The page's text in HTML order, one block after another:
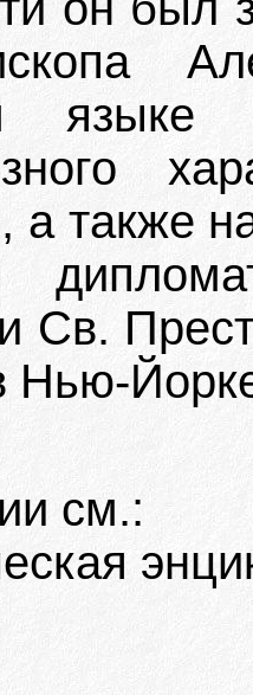
а также
Св.
Нью-
см.: